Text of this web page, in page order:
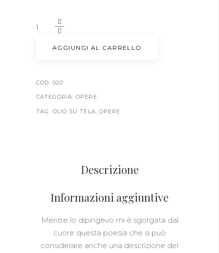
L'urlo
dell'Iran
quantityAGGIUNGI AL CARRELLO
COD: 020
CATEGORIA:OPERE
TAG: OLIO SU TELA, OPERE
Descrizione
Informazioni aggiuntive
Mentre lo dipingevo mi è sgorgata dal
cuore questa poesia che si può
considerare anche una descrizione del